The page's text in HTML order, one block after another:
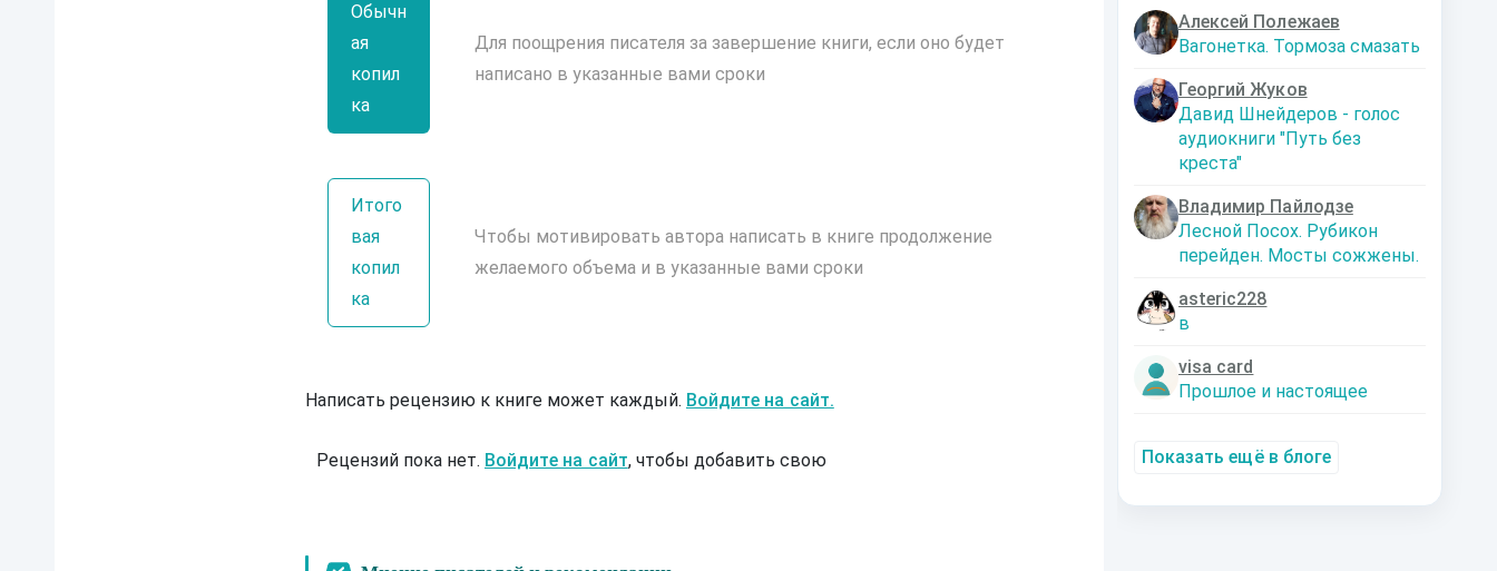
Алексей Полежаев
Вагонетка. Тормоза смазать
Георгий Жуков
Давид Шнейдеров - голос
аудиокниги "Путь без
креста"
Владимир Пайлодзе
Лесной Посох. Рубикон
перейден. Мосты сожжены.
asteric228
в
visa card
Прошлое и настоящее
Показать ещё в блоге
Обычн
ая
копил
ка
Для поощрения писателя за завершение книги, если оно будет
написано в указанные вами сроки
Итого
вая
копил
ка
Чтобы мотивировать автора написать в книге продолжение
желаемого объема и в указанные вами сроки
Написать рецензию к книге может каждый. Войдите на сайт.
Рецензий пока нет. Войдите на сайт, чтобы добавить свою